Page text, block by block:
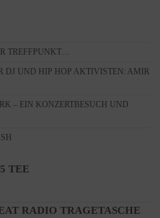
TREFFPUNKT…
DJ UND HIP HOP AKTIVISTEN: AMIR
– EIN KONZERTBESUCH UND
TEE
RADIO TRAGETASCHE